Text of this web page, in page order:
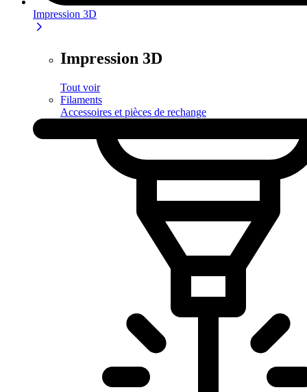
Impression 3D
Impression 3D
Tout voir
Filaments
Accessoires et pièces de rechange